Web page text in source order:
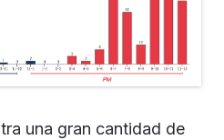
una gran cantidad de